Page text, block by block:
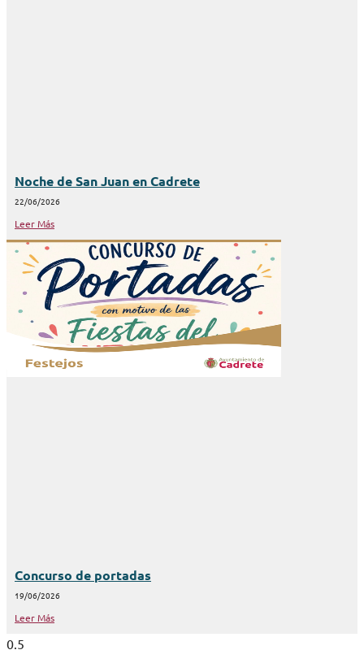
Noche de San Juan en Cadrete
22/06/2026
Leer Más
Concurso de portadas
19/06/2026
Leer Más